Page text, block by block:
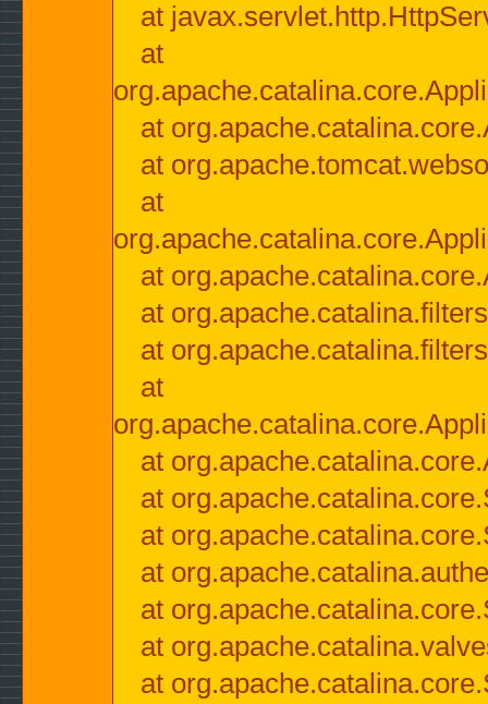
at
at
at
at
at
at
at
at
at
at
at
at
at
at
at
at